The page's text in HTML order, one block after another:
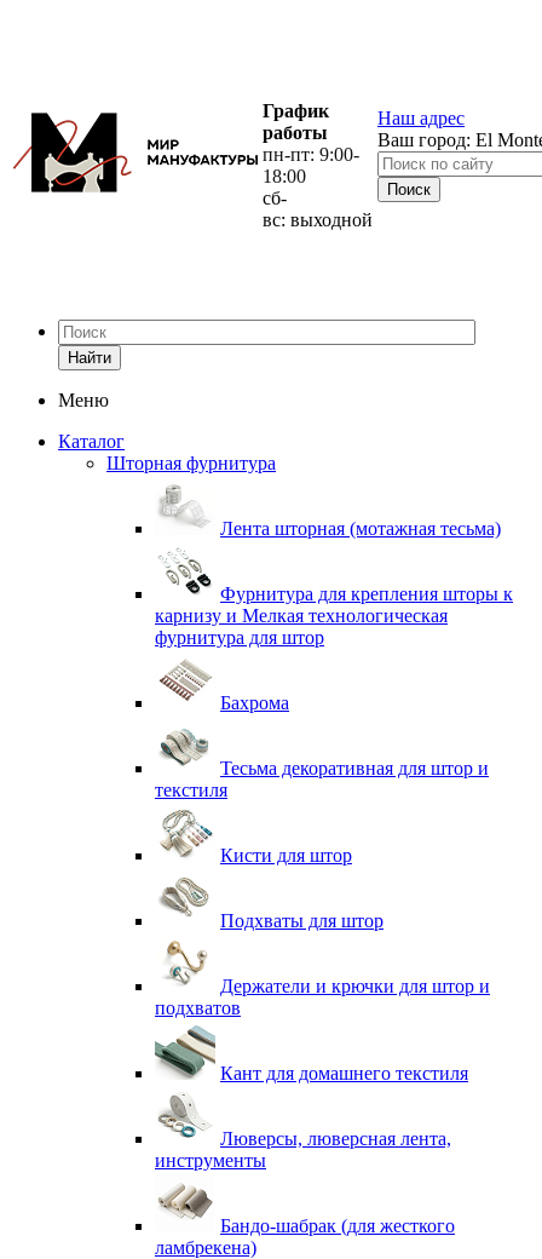
График
работы
пн-пт: 9:00-
18:00
сб-
вс: выходной
Наш адрес
Ваш город: El
Найти
Меню
Каталог
Шторная фурнитура
Лента шторная (мотажная тесьма)
Фурнитура для крепления шторы к
карнизу и Мелкая технологическая
фурнитура для штор
Бахрома
Тесьма декоративная для штор и
текстиля
Кисти для штор
Подхваты для штор
Держатели и крючки для штор и
подхватов
Кант для домашнего текстиля
Люверсы, люверсная лента,
инструменты
Бандо-шабрак (для жесткого
ламбрекена)